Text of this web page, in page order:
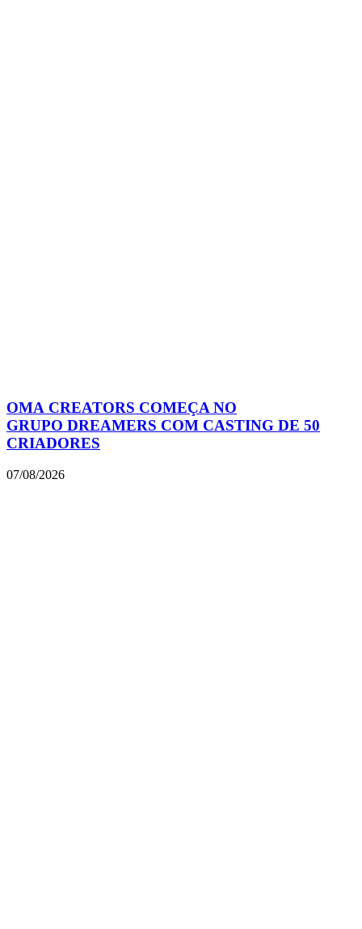
OMA CREATORS COMEÇA NO
GRUPO DREAMERS COM CASTING DE 50
CRIADORES
07/08/2026